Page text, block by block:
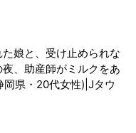
た娘と、受け止められな
、助産師がミルクをあ
岡県・20代女性)|Jタウ